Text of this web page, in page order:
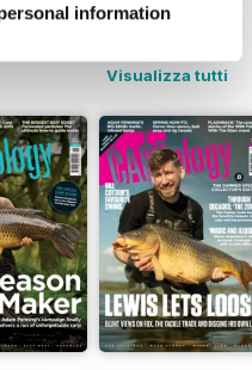
information
Visualizza tutti